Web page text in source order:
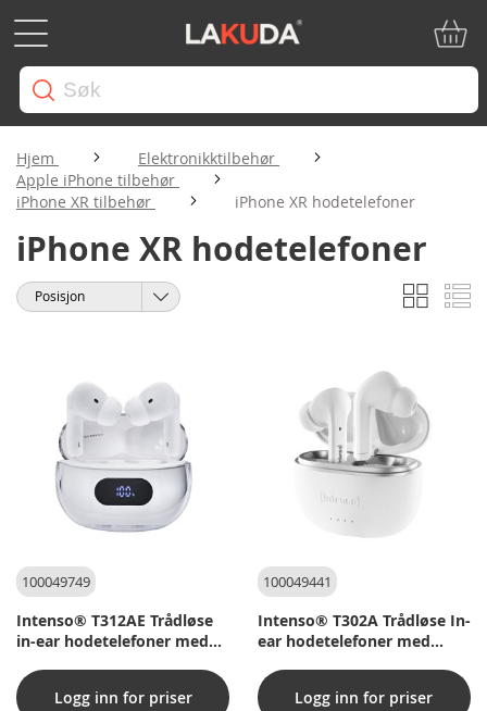
Hjem
Elektronikktilbehør
Apple iPhone tilbehør
iPhone XR tilbehør
iPhone XR hodetelefoner
iPhone XR hodetelefoner
Vise
som
Sorter
100049749
Intenso® T312AE Trådløse
in-ear hodetelefoner med
- Hvit
Logg inn for priser
100049441
Intenso® T302A Trådløse In-
ear hodetelefoner med
Logg inn for priser